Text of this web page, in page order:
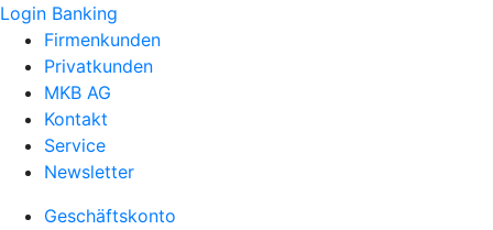
Login Banking
Firmenkunden
Privatkunden
MKB AG
Kontakt
Service
Newsletter
Geschäftskonto